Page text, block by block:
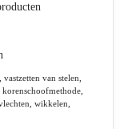
van stelen,
wikkelen,